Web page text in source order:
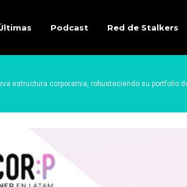
Podcast Red de Stalkers
estructura corporativa, robusteciendo su portfolio